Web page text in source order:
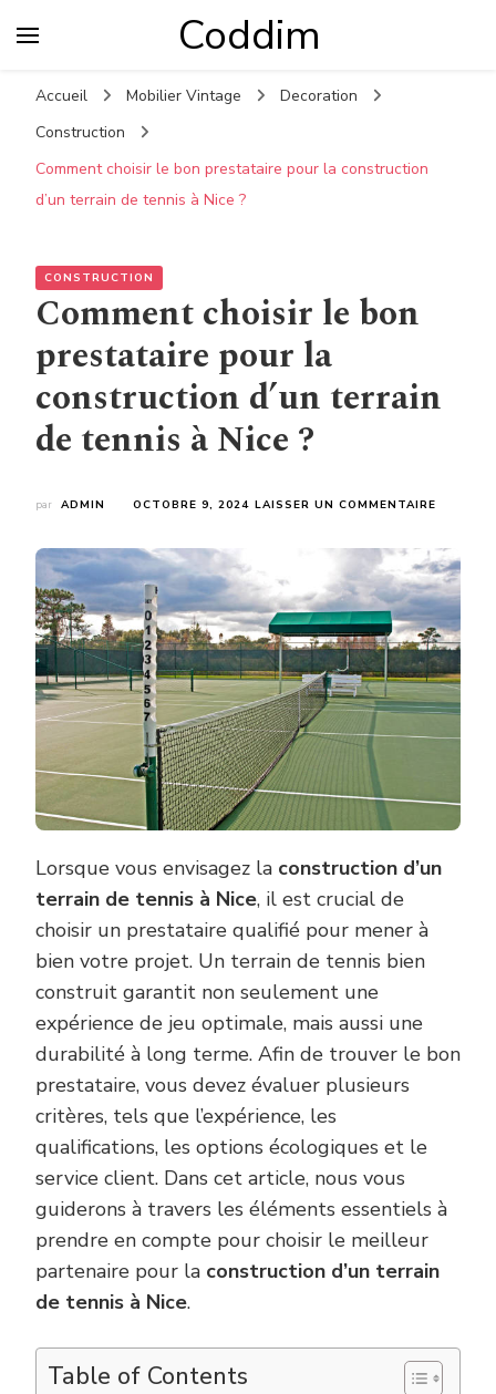
Coddim
Accueil Mobilier Vintage
Decoration
Construction
Comment choisir le bon prestataire pour la construction
d’un terrain de tennis à Nice ?
CONSTRUCTION
Comment choisir le bon
prestataire pour la
construction d’un terrain
de tennis à Nice ?
par ADMIN OCTOBRE 9, 2024 LAISSER UN COMMENTAIRE
LE
BON
POUR
LA
D’UN
TERRAIN
TENNIS
?
Lorsque vous envisagez la construction d’un
terrain de tennis à Nice, il est crucial de
choisir un prestataire qualifié pour mener à
bien votre projet. Un terrain de tennis bien
construit garantit non seulement une
expérience de jeu optimale, mais aussi une
durabilité à long terme. Afin de trouver le bon
prestataire, vous devez évaluer plusieurs
critères, tels que l’expérience, les
qualifications, les options écologiques et le
service client. Dans cet article, nous vous
guiderons à travers les éléments essentiels à
prendre en compte pour choisir le meilleur
partenaire pour la construction d’un terrain
de tennis à Nice.
Table of Contents